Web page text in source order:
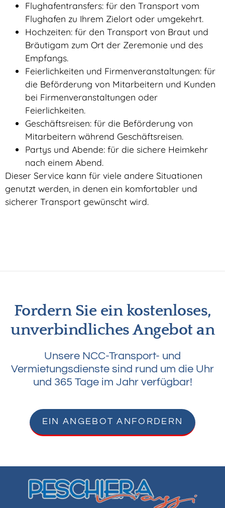
Flughafentransfers: für den Transport vom
Flughafen zu Ihrem Zielort oder umgekehrt.
Hochzeiten: für den Transport von Braut und
Bräutigam zum Ort der Zeremonie und des
Empfangs.
Feierlichkeiten und Firmenveranstaltungen: für
die Beförderung von Mitarbeitern und Kunden
bei Firmenveranstaltungen oder
Feierlichkeiten.
Geschäftsreisen: für die Beförderung von
Mitarbeitern während Geschäftsreisen.
Partys und Abende: für die sichere Heimkehr
nach einem Abend.
Dieser Service kann für viele andere Situationen
genutzt werden, in denen ein komfortabler und
sicherer Transport gewünscht wird.
Fordern Sie ein kostenloses,
unverbindliches Angebot an
Unsere NCC-Transport- und
Vermietungsdienste sind rund um die Uhr
und 365 Tage im Jahr verfügbar!
EIN ANGEBOT ANFORDERN